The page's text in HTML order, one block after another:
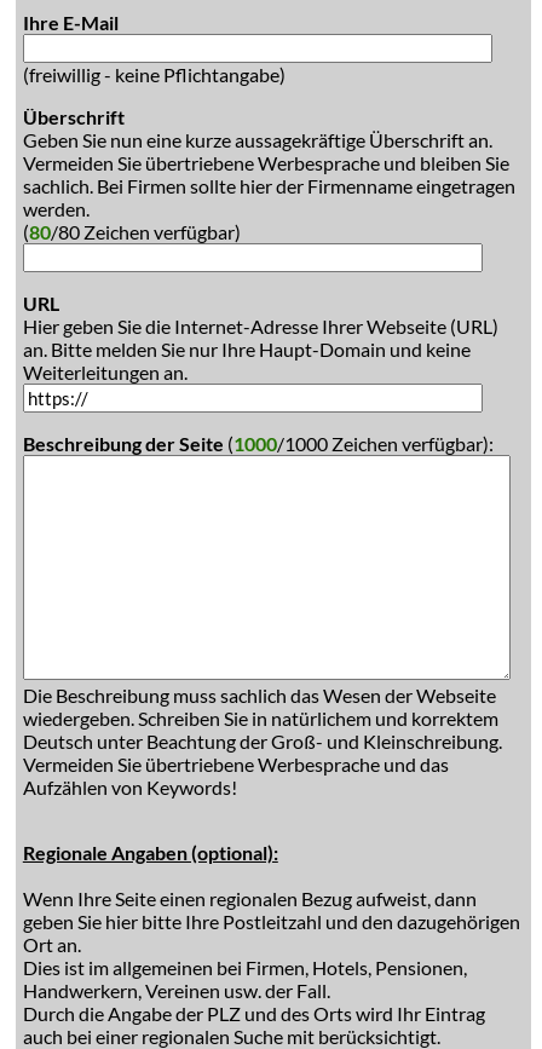
Ihre E-Mail
(freiwillig - keine Pflichtangabe)
Überschrift
Geben Sie nun eine kurze aussagekräftige Überschrift an.
Vermeiden Sie übertriebene Werbesprache und bleiben Sie
sachlich. Bei Firmen sollte hier der Firmenname eingetragen
werden.
(80/80 Zeichen verfügbar)
URL
Hier geben Sie die Internet-Adresse Ihrer Webseite (URL)
an. Bitte melden Sie nur Ihre Haupt-Domain und keine
Weiterleitungen an.
Beschreibung der Seite (1000/1000 Zeichen verfügbar):
Die Beschreibung muss sachlich das Wesen der Webseite
wiedergeben. Schreiben Sie in natürlichem und korrektem
Deutsch unter Beachtung der Groß- und Kleinschreibung.
Vermeiden Sie übertriebene Werbesprache und das
Aufzählen von Keywords!
Regionale Angaben (optional):
Wenn Ihre Seite einen regionalen Bezug aufweist, dann
geben Sie hier bitte Ihre Postleitzahl und den dazugehörigen
Ort an.
Dies ist im allgemeinen bei Firmen, Hotels, Pensionen,
Handwerkern, Vereinen usw. der Fall.
Durch die Angabe der PLZ und des Orts wird Ihr Eintrag
auch bei einer regionalen Suche mit berücksichtigt.